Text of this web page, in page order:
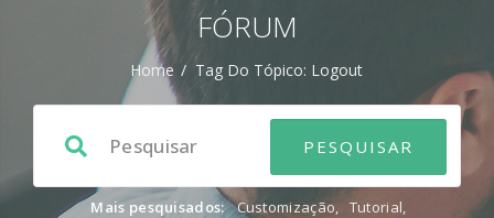
FÓRUM
Home / Tag Do Tópico: Logout
Mais pesquisados: Customização, Tutorial,